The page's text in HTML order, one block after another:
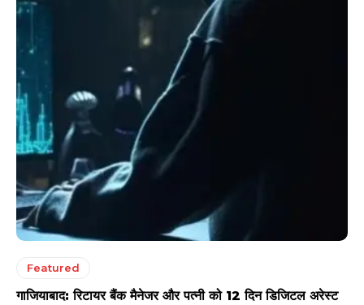
Featured
गाजियाबाद: रिटायर बैंक मैनेजर और पत्नी को 12 दिन डिजिटल अरेस्ट